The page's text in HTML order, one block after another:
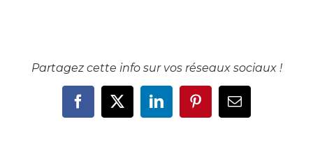
Partagez cette info sur vos réseaux sociaux !
Facebook
X LinkedInPinterestEmail